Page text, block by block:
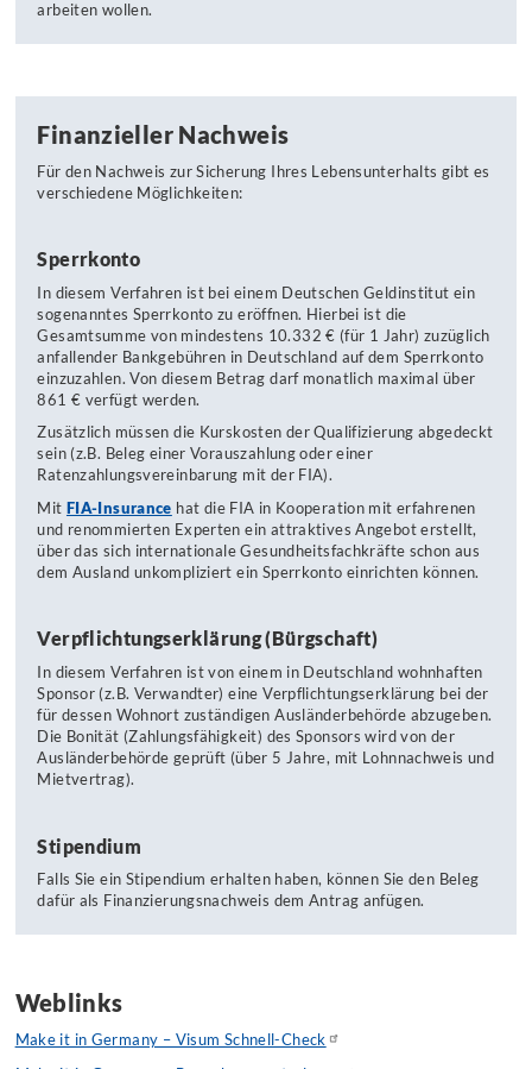
arbeiten wollen.
Finanzieller Nachweis
Für den Nachweis zur Sicherung Ihres Lebensunterhalts gibt es
verschiedene Möglichkeiten:
Sperrkonto
In diesem Verfahren ist bei einem Deutschen Geldinstitut ein
sogenanntes Sperrkonto zu eröffnen. Hierbei ist die
Gesamtsumme von mindestens 10.332 € (für 1 Jahr) zuzüglich
anfallender Bankgebühren in Deutschland auf dem Sperrkonto
einzuzahlen. Von diesem Betrag darf monatlich maximal über
861 € verfügt werden.
Zusätzlich müssen die Kurskosten der Qualifizierung abgedeckt
sein (z.B. Beleg einer Vorauszahlung oder einer
Ratenzahlungsvereinbarung mit der FIA).
Mit FIA-Insurance hat die FIA in Kooperation mit erfahrenen
und renommierten Experten ein attraktives Angebot erstellt,
über das sich internationale Gesundheitsfachkräfte schon aus
dem Ausland unkompliziert ein Sperrkonto einrichten können.
Verpflichtungserklärung (Bürgschaft)
In diesem Verfahren ist von einem in Deutschland wohnhaften
Sponsor (z.B. Verwandter) eine Verpflichtungserklärung bei der
für dessen Wohnort zuständigen Ausländerbehörde abzugeben.
Die Bonität (Zahlungsfähigkeit) des Sponsors wird von der
Ausländerbehörde geprüft (über 5 Jahre, mit Lohnnachweis und
Mietvertrag).
Stipendium
Falls Sie ein Stipendium erhalten haben, können Sie den Beleg
dafür als Finanzierungsnachweis dem Antrag anfügen.
Weblinks
Make it in Germany – Visum Schnell-Check